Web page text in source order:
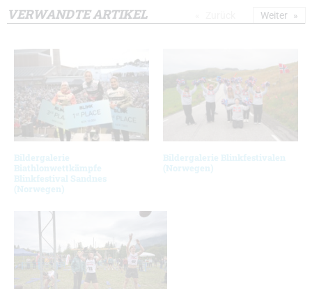
VERWANDTE ARTIKEL
Bildergalerie
Biathlonwettkämpfe
Blinkfestival Sandnes
(Norwegen)
Bildergalerie Blinkfestivalen
(Norwegen)
Weiter